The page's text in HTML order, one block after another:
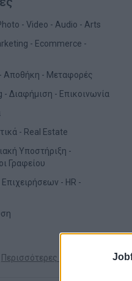
- Video - Audio - Arts
- Ecommerce -
- Αποθήκη - Μεταφορές
- Διαφήμιση - Επικοινωνία
- Real Estate
Υποστήριξη -
Γραφείου
- HR -
Περισσότερες κατηγορίες +